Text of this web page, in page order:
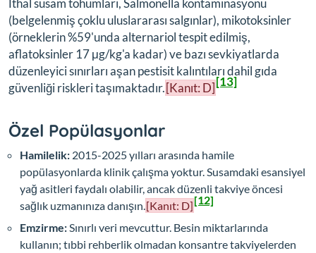
İthal susam tohumları, Salmonella kontaminasyonu
(belgelenmiş çoklu uluslararası salgınlar), mikotoksinler
(örneklerin %59'unda alternariol tespit edilmiş,
aflatoksinler 17 μg/kg'a kadar) ve bazı sevkiyatlarda
düzenleyici sınırları aşan pestisit kalıntıları dahil gıda
güvenliği riskleri taşımaktadır.[Kanıt: D][13]
Özel Popülasyonlar
Hamilelik: 2015-2025 yılları arasında hamile
popülasyonlarda klinik çalışma yoktur. Susamdaki esansiyel
yağ asitleri faydalı olabilir, ancak düzenli takviye öncesi
sağlık uzmanınıza danışın.[Kanıt: D][12]
Emzirme:Sınırlı veri mevcuttur. Besin miktarlarında
kullanın; tıbbi rehberlik olmadan konsantre takviyelerden